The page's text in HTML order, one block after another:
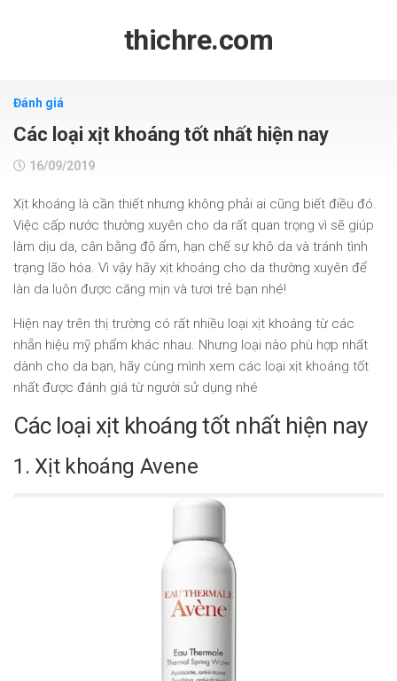
thichre.com
Đánh giá
Các loại xịt khoáng tốt nhất hiện nay
16/09/2019
Xịt khoáng là cần thiết nhưng không phải ai cũng biết điều đó.
Việc cấp nước thường xuyên cho da rất quan trọng vì sẽ giúp
làm dịu da, cân bằng độ ẩm, hạn chế sự khô da và tránh tình
trạng lão hóa. Vì vậy hãy xịt khoáng cho da thường xuyên để
làn da luôn được căng mịn và tươi trẻ bạn nhé!
Hiện nay trên thị trường có rất nhiều loại xịt khoáng từ các
nhẵn hiệu mỹ phẩm khác nhau. Nhưng loại nào phù hợp nhất
dành cho da bạn, hãy cùng mình xem các loại xịt khoáng tốt
nhất được đánh giá từ người sử dụng nhé
Các loại xịt khoáng tốt nhất hiện nay
1. Xịt khoáng Avene